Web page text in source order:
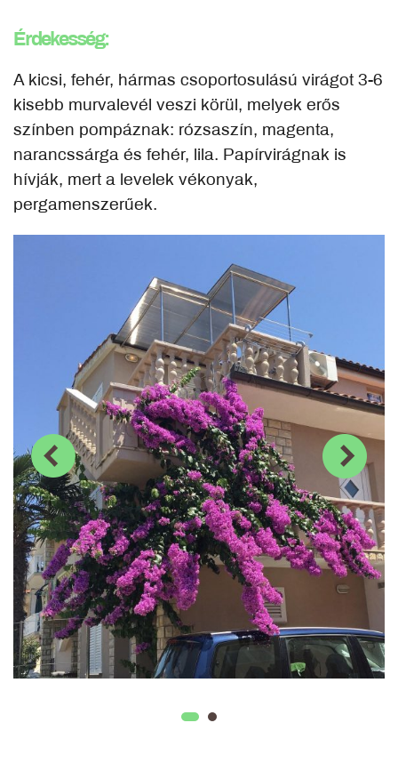
Érdekesség:
A kicsi, fehér, hármas csoportosulású virágot 3-6
kisebb murvalevél veszi körül, melyek erős
színben pompáznak: rózsaszín, magenta,
narancssárga és fehér, lila. Papírvirágnak is
hívják, mert a levelek vékonyak,
pergamenszerűek.